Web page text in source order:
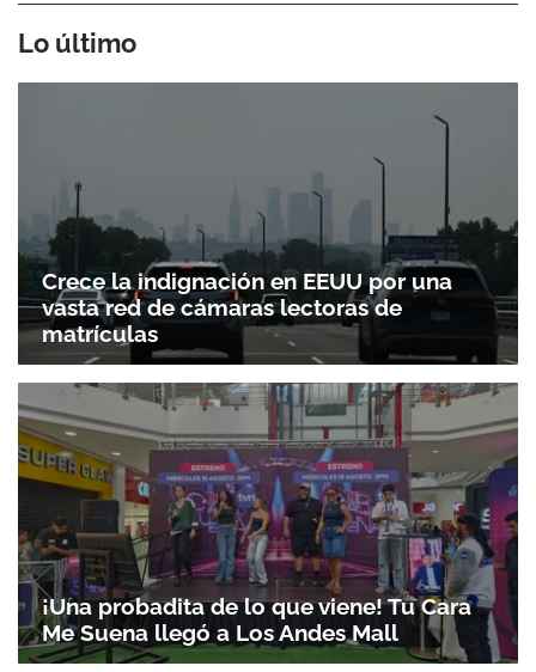
Lo último
Crece la indignación en EEUU por una
vasta red de cámaras lectoras de
matrículas
¡Una probadita de lo que viene! Tu Cara
Me Suena llegó a Los Andes Mall